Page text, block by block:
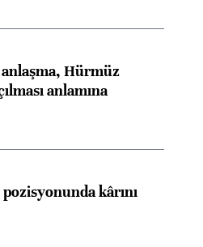
anlaşma, Hürmüz
anlamına
kârını